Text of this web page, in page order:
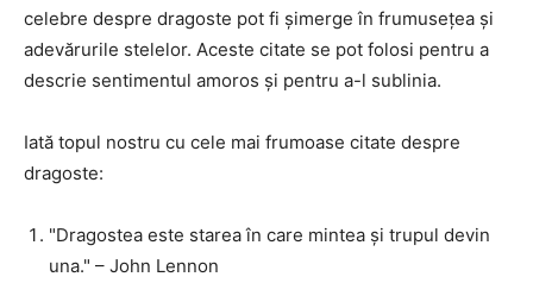
celebre despre dragoste pot fi șimerge în frumusețea și
adevărurile stelelor. Aceste citate se pot folosi pentru a
descrie sentimentul amoros și pentru a-l sublinia.
Iată topul nostru cu cele mai frumoase citate despre
dragoste:
"Dragostea este starea în care mintea și trupul devin
una." – John Lennon